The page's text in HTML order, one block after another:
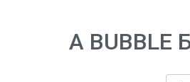
А BUBBLE